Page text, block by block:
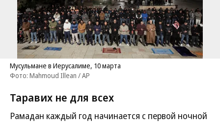
Мусульмане в Иерусалиме, 10 марта
Фото: Mahmoud Illean / AP
Таравих не для всех
Рамадан каждый год начинается с первой ночной